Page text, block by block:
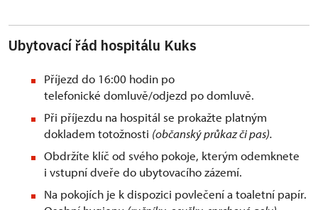
Ubytovací řád hospitálu Kuks
Příjezd do 16:00 hodin po
telefonické domluvě/odjezd po domluvě.
Při příjezdu na hospitál se prokažte platným
dokladem totožnosti (občanský průkaz či pas).
Obdržíte klíč od svého pokoje, kterým odemknete
i vstupní dveře do ubytovacího zázemí.
Na pokojích je k dispozici povlečení a toaletní papír.